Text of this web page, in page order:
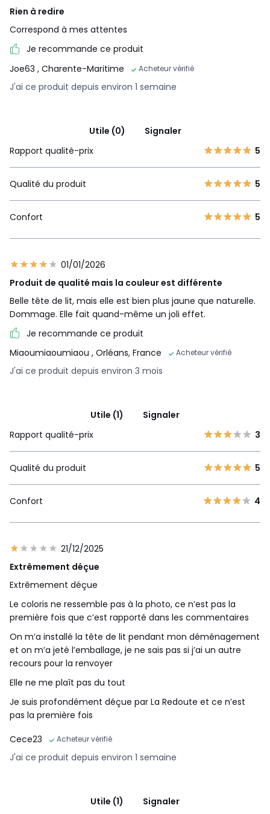
Rien à redire
Correspond à mes attentes
Je recommande ce produit
Joe63 , Charente-Maritime Acheteur vérifié
J'ai ce produit depuis environ 1 semaine
Utile (0)
Signaler
Rapport qualité-prix
5
Qualité du produit 5
Confort 5
01/01/2026
Produit de qualité mais la couleur est différente
Belle tête de lit, mais elle est bien plus jaune que naturelle.
Dommage. Elle fait quand-même un joli effet.
Je recommande ce produit
Miaoumiaoumiaou , Orléans, France Acheteur vérifié
J'ai ce produit depuis environ 3 mois
Utile (1)
Signaler
Rapport qualité-prix
3
Qualité du produit 5
Confort 4
21/12/2025
Extrêmement déçue
Extrêmement déçue
Le coloris ne ressemble pas à la photo, ce n’est pas la
première fois que c’est rapporté dans les commentaires
On m’a installé la tête de lit pendant mon déménagement
et on m’a jeté l’emballage, je ne sais pas si j’ai un autre
recours pour la renvoyer
Elle ne me plaît pas du tout
Je suis profondément déçue par La Redoute et ce n’est
pas la première fois
Cece23
Acheteur vérifié
J'ai ce produit depuis environ 1 semaine
Utile (1)
Signaler